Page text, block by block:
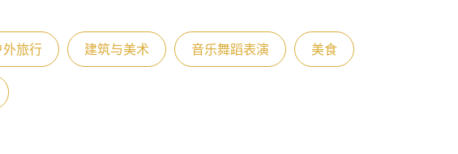
外旅行 建筑与美术 音乐舞蹈表演 美食